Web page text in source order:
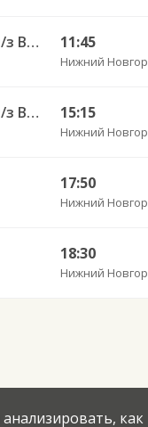
Нижний Новгород — Перевоз ч/з Вад 633 11:45
Нижний Новгород — Перевоз ч/з Вад 633 15:15
17:50
18:30